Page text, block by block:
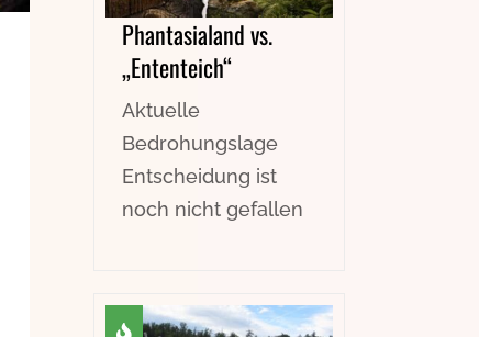
Phantasialand vs.
„Ententeich“
Aktuelle
Bedrohungslage
Entscheidung ist
noch nicht gefallen